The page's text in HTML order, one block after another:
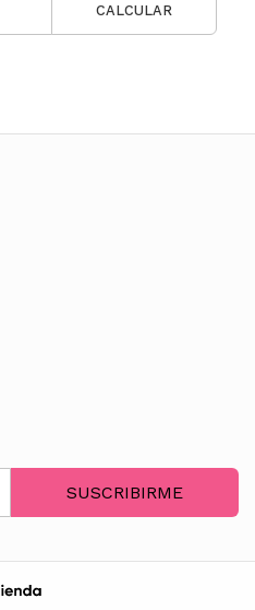
CALCULAR
SUSCRIBIRME